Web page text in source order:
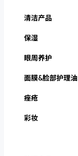
清洁产品
保湿
眼周养护
面膜&脸部护理油
痤疮
彩妆